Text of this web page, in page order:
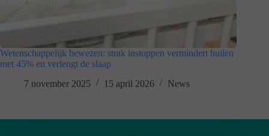
Wetenschappelijk bewezen: strak instoppen vermindert huilen
met 45% en verlengt de slaap
7 november 2025
15 april 2026 News